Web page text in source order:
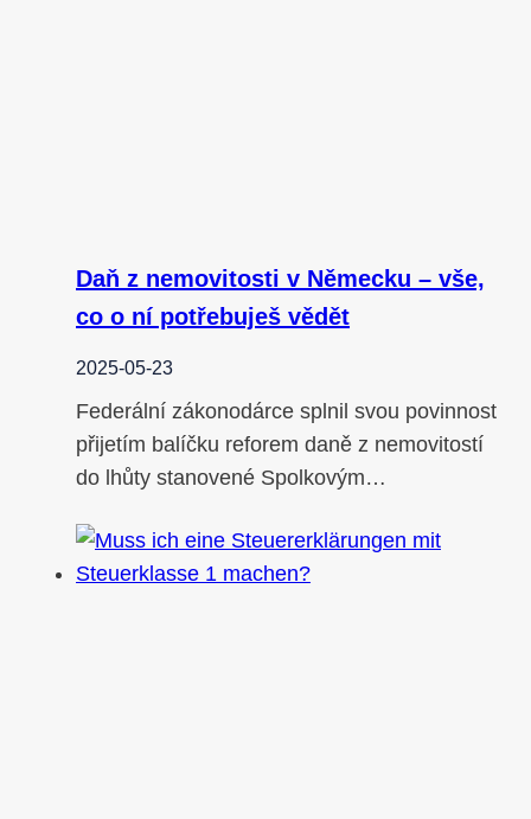
Daň z nemovitosti v Německu – vše,
co o ní potřebuješ vědět
2025-05-23
Federální zákonodárce splnil svou povinnost
přijetím balíčku reforem daně z nemovitostí
do lhůty stanovené Spolkovým…